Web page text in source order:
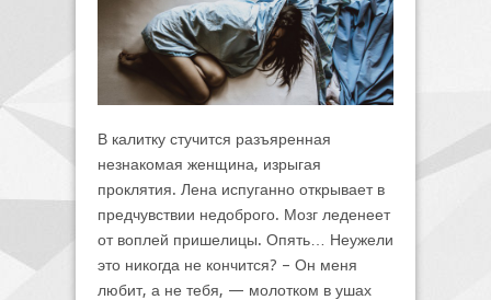
В калитку стучится разъяренная
незнакомая женщина, изрыгая
проклятия. Лена испуганно открывает в
предчувствии недоброго. Мозг леденеет
от воплей пришелицы. Опять… Неужели
это никогда не кончится? – Он меня
любит, а не тебя, — молотком в ушах